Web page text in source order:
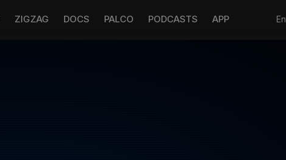
ZIGZAG DOCS PALCO PODCASTS APP